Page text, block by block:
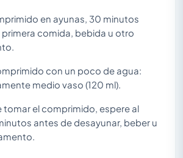
en ayunas, 30 minutos
primera comida, bebida u otro
con un poco de agua:
medio vaso (120 ml).
tomar el comprimido, espere al
antes de desayunar, beber u